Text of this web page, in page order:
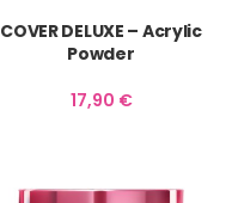
COVER DELUXE – Acrylic
Powder
17,90 €